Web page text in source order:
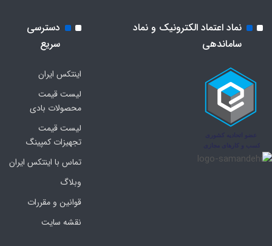
نماد اعتماد الکترونیک و نماد
ساماندهی
دسترسی
سریع
اینتکس ایران
لیست قیمت
محصولات بادی
لیست قیمت
تجهیزات کمپینگ
تماس با اینتکس ایران
وبلاگ
قوانین و مقررات
نقشه سایت